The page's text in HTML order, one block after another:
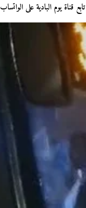
قناة يوم البادية على الواتساب